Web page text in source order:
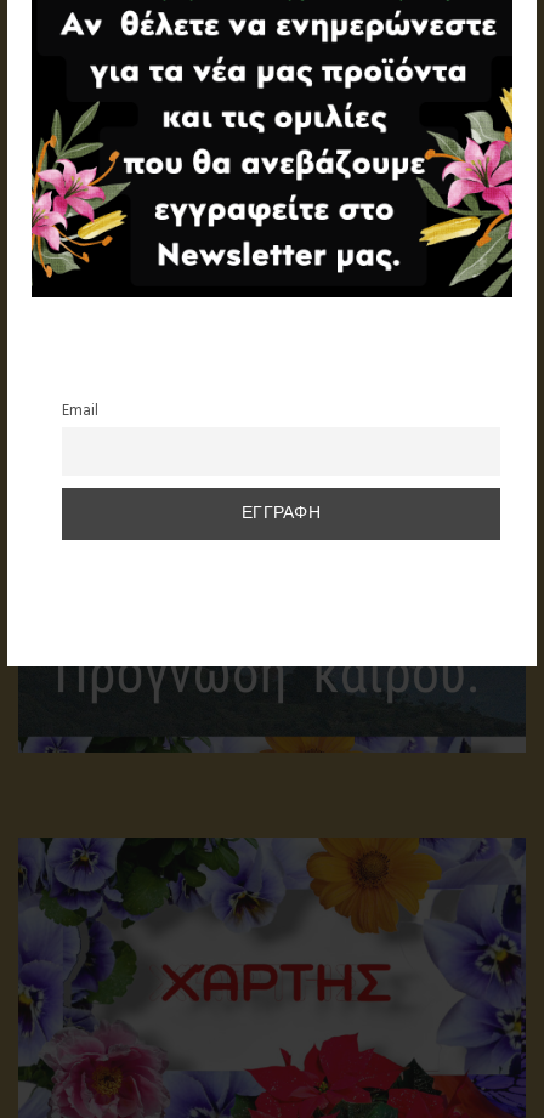
Email